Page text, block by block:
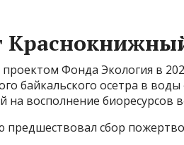
Фонда Экология в
байкальского осетра в
на восполнение биоресурсов
сбор